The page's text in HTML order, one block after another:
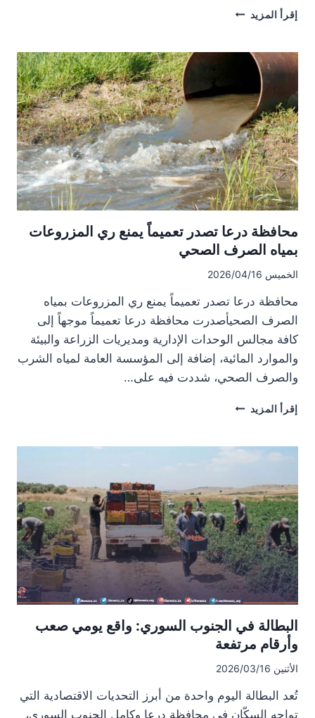
إقرأ المزيد تقدير
عاصفة
بعض
مناطق
ريف
درعا
الغربي…
والزراعة
ترسل
فرقاً
للتقييم
محافظة درعا تصدر تعميماً يمنع ري المزروعات
بمياه الصرف الصحي
الخميس 2026/04/16
محافظة درعا تصدر تعميماً يمنع ري المزروعات بمياه
الصرف الصحيأصدرت محافظة درعا تعميماً موجهاً إلى
كافة مجالس الوحدات الإدارية ومديريات الزراعة والبيئة
والموارد المائية، إضافة إلى المؤسسة العامة لمياه الشرب
والصرف الصحي، شددت فيه على…
إقرأ المزيد محافظة
تعميماً
المزروعات
بمياه
الصرف
الصحي
البطالة في الجنوب السوري: واقع يومي صعب
وأرقام مرتفعة
الأثنين 2026/03/16
تُعد البطالة اليوم واحدة من أبرز التحديات الاقتصادية التي
تواجه السكّان في محافظة درعا وكامل الجنوب السوري،